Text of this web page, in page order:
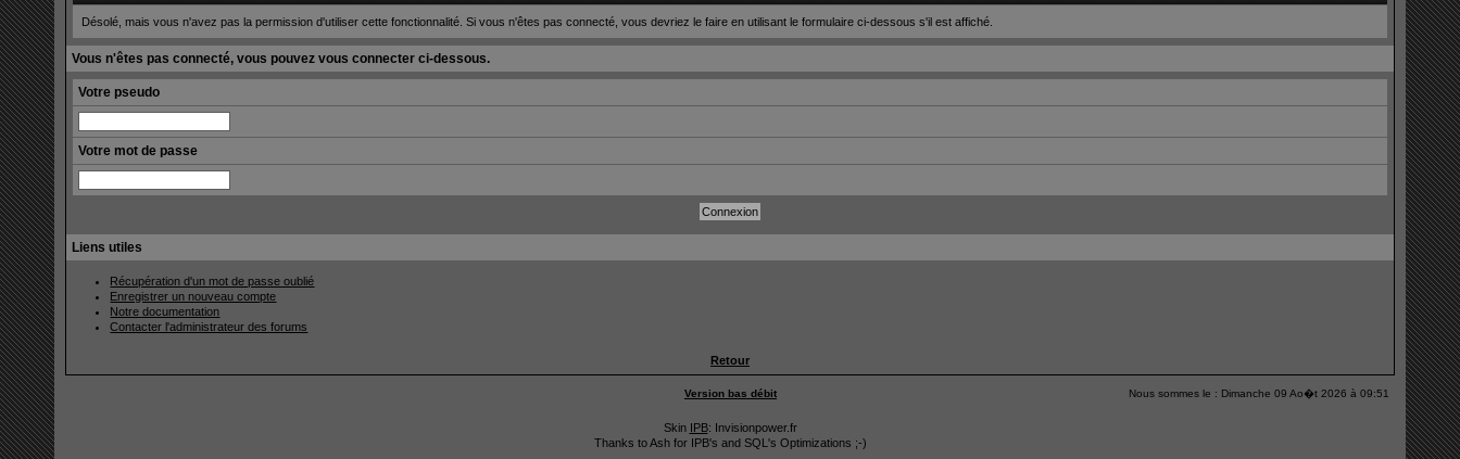
Désolé, mais vous n'avez pas la permission d'utiliser cette fonctionnalité. Si vous n'êtes pas connecté, vous devriez le faire en utilisant le formulaire ci-dessous s'il est affiché.
Vous n'êtes pas connecté, vous pouvez vous connecter ci-dessous.
Votre pseudo
Votre mot de passe
Liens utiles
Récupération d'un mot de passe oublié
Enregistrer un nouveau compte
Notre documentation
Contacter l'administrateur des forums
Retour
Version bas débit Nous sommes le : Dimanche 09 Ao�t 2026 à 09:51
Skin IPB: Invisionpower.fr
Thanks to Ash for IPB's and SQL's Optimizations ;-)